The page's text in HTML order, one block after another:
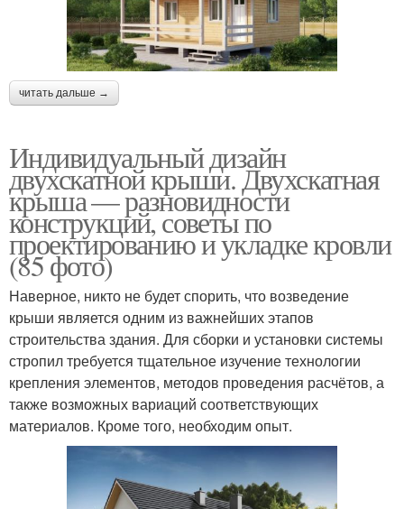
читать дальше →
Индивидуальный дизайн
двухскатной крыши. Двухскатная
крыша — разновидности
конструкций, советы по
проектированию и укладке кровли
(85 фото)
Наверное, никто не будет спорить, что возведение
крыши является одним из важнейших этапов
строительства здания. Для сборки и установки системы
стропил требуется тщательное изучение технологии
крепления элементов, методов проведения расчётов, а
также возможных вариаций соответствующих
материалов. Кроме того, необходим опыт.